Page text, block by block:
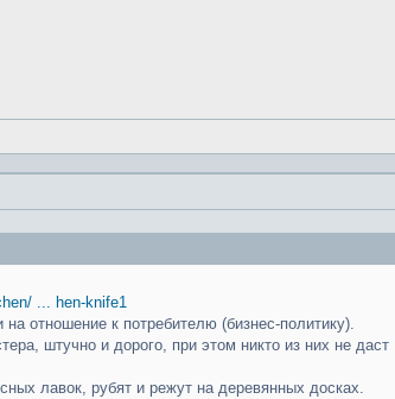
... hen-knife1
отношение к потребителю (бизнес-политику).
штучно и дорого, при этом никто из них не
лавок, рубят и режут на деревянных досках.